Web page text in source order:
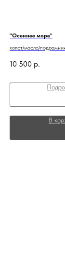
"Осеннее море"
холст/масло/
10 500 р.
В